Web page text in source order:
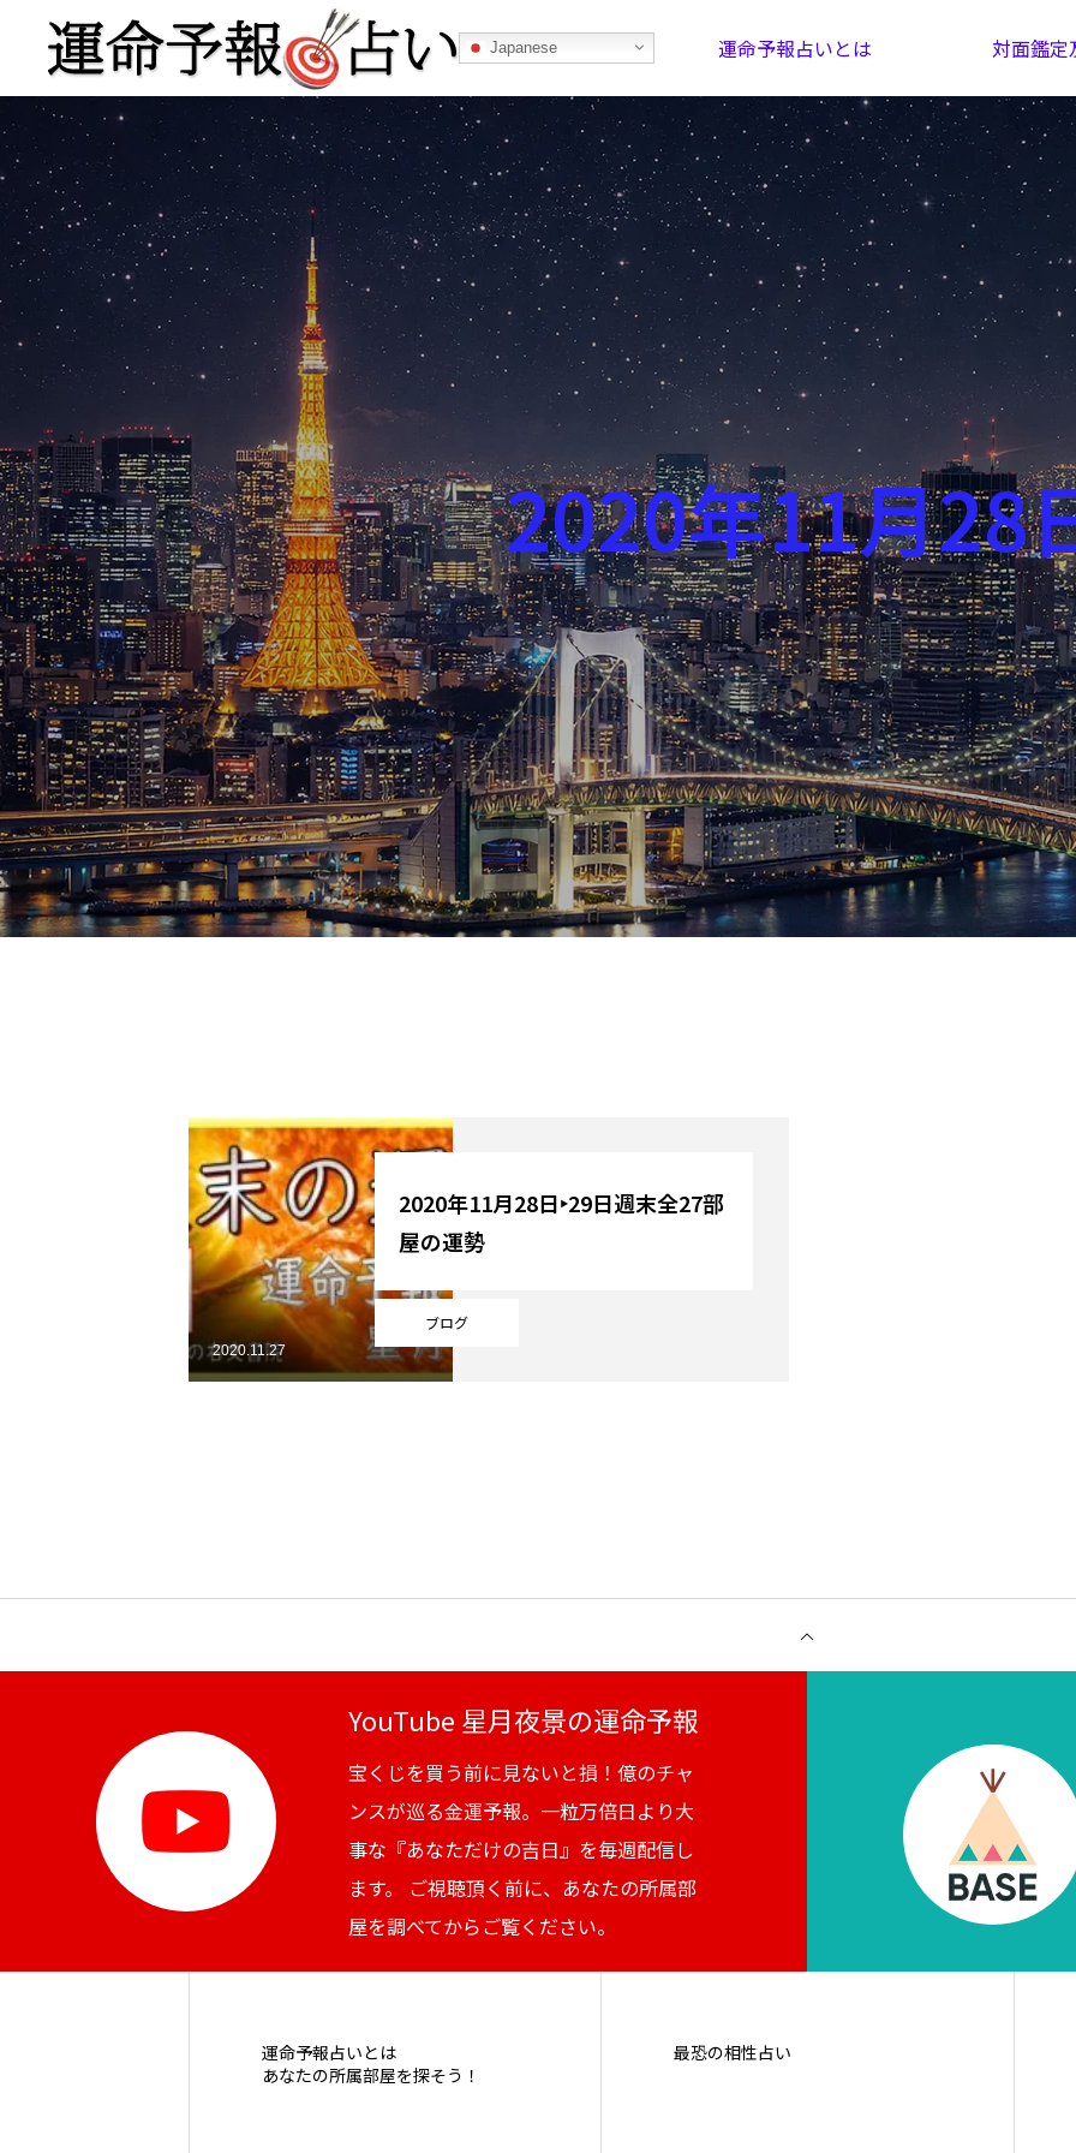
Japanese 運命予報占いとは 対面鑑定
運命予報占い
運命予報占いとは あなたの所属部屋を探そう！ 最恐の相性占い
記事カテゴリー
ブログ お知らせ 芸能界
スポーツ 競馬 社会
テニス四大大会・五輪
テニス四大大会・五輪
YouTube
Online Store
2020年11月28
ブログ
2020年11月28日‣29日週末全27部
屋の運勢
2020.11.27
YouTube 星月夜景の運命予報
宝くじを買う前に見ないと損！億のチャ
ンスが巡る金運予報。一粒万倍日より大
事な『あなただけの吉日』を毎週配信し
ます。 ご視聴頂く前に、あなたの所属部
屋を調べてからご覧ください。
運命予報占いとは
あなたの所属部屋を探そう！
最恐の相性占い